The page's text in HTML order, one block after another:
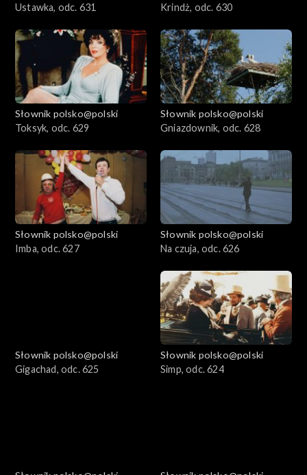
Ustawka, odc. 631
Krindż, odc. 630
Słownik polsko@polski
Toksyk, odc. 629
Słownik polsko@polski
Gniazdownik, odc. 628
Słownik polsko@polski
Imba, odc. 627
Słownik polsko@polski
Na czuja, odc. 626
Słownik polsko@polski
Gigachad, odc. 625
Słownik polsko@polski
Simp, odc. 624